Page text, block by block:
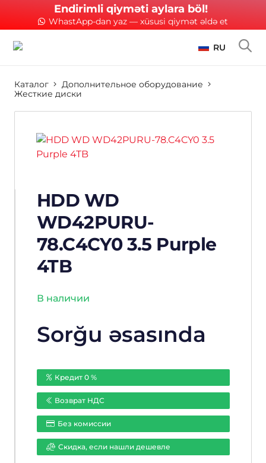
Endirimli qiyməti aylara böl!
WhastApp-dan yaz — xüsusi qiymət əldə et
RU
Каталог
Дополнительное оборудование
Жесткие диски
HDD WD
WD42PURU-
78.C4CY0 3.5 Purple
4TB
В наличии
Sorğu əsasında
Кредит 0 %
Возврат НДС
Без комиссии
Cкидка, если нашли дешевле